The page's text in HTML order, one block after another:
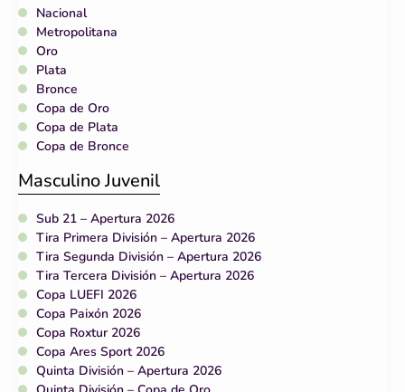
Nacional
Metropolitana
Oro
Plata
Bronce
Copa de Oro
Copa de Plata
Copa de Bronce
Masculino Juvenil
Sub 21 – Apertura 2026
Tira Primera División – Apertura 2026
Tira Segunda División – Apertura 2026
Tira Tercera División – Apertura 2026
Copa LUEFI 2026
Copa Paixón 2026
Copa Roxtur 2026
Copa Ares Sport 2026
Quinta División – Apertura 2026